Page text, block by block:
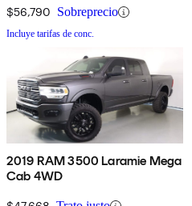
$56,790 Sobreprecio
Incluye tarifas de conc.
2019 RAM 3500 Laramie Mega
Cab 4WD